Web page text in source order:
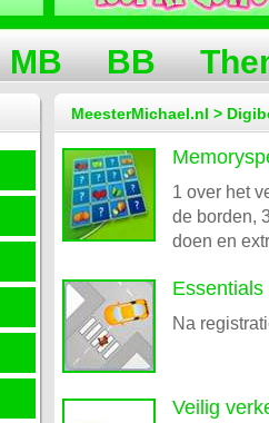
MB BB
MeesterMichael.nl >
1 over het
de borden,
doen en
Na
Veilig